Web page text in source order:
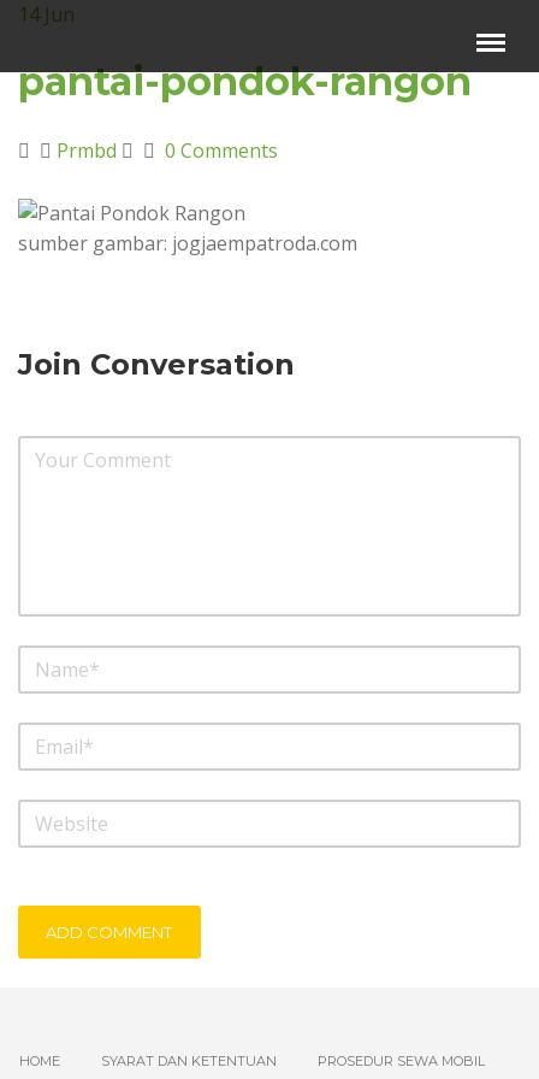
×
Beranda
Video Channel
Artikel
14 Jun
pantai-pondok-rangon
Prmbd 0 Comments
sumber gambar: jogjaempatroda.com
Join Conversation
ADD COMMENT
HOME SYARAT DAN KETENTUAN PROSEDUR SEWA MOBIL